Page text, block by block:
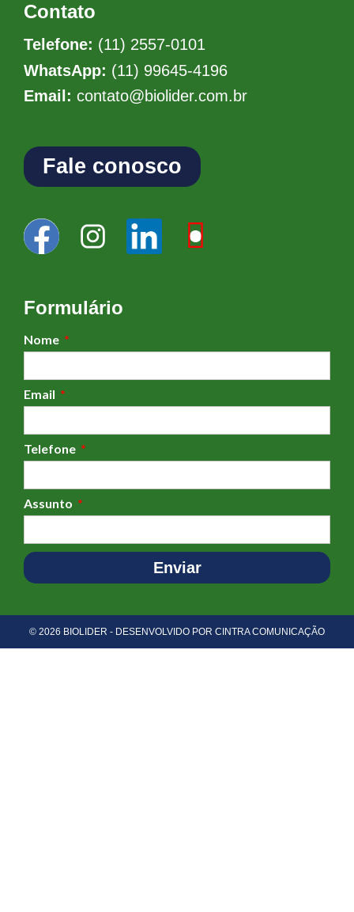
Contato
Telefone: (11) 2557-0101
WhatsApp: (11) 99645-4196
Email: contato@biolider.com.br
Fale conosco
Formulário
Nome
Email
Telefone
Assunto
Enviar
© 2026 BIOLIDER - DESENVOLVIDO POR CINTRA COMUNICAÇÃO